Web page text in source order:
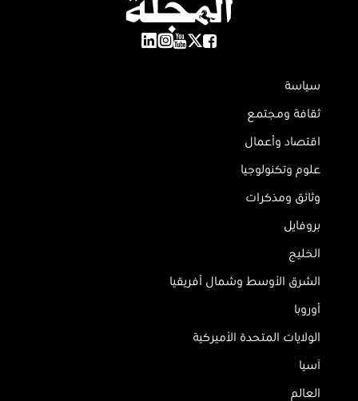
سياسة
ثقافة ومجتمع
اقتصاد وأعمال
علوم وتكنولوجيا
وثائق ومذكرات
بروفايل
الخليج
الشرق الأوسط وشمال أفريقيا
أوروبا
الولايات المتحدة الأميركية
آسيا
العالم